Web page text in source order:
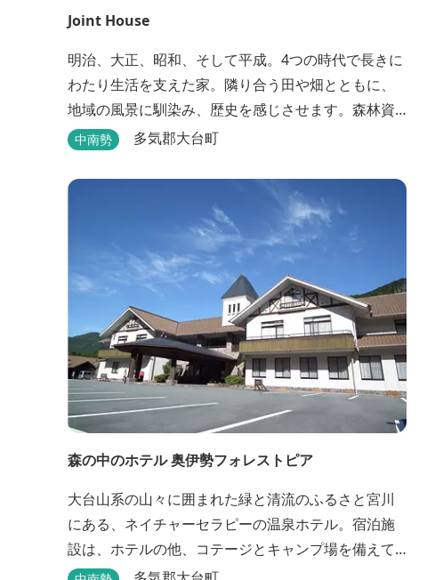
Joint House
明治、大正、昭和、そして平成。4つの時代で長きに
わたり生活を支えた家。隣り合う田や畑とともに、
地域の風景に馴染み、歴史を感じさせます。森林資
源を中心としたこの土地ならではの多様な自然環境
様な人材と共有することで地域産業・地域社会の発
展を図るNPO法人Joint Plusが運営する民泊です。
NPO法人Joint Plusは、大台町ならではの...
中南勢 多気郡大台町
森の中のホテル 奥伊勢フォレストピア
大台山系の山々に囲まれた緑と清流のふるさと宮川
にある、ネイチャーセラピーの温泉ホテル。宿泊施
設は、ホテルの他、コテージとキャンプ場を備えて
います。 施設内に宮川の支流が流れ、川遊びができ